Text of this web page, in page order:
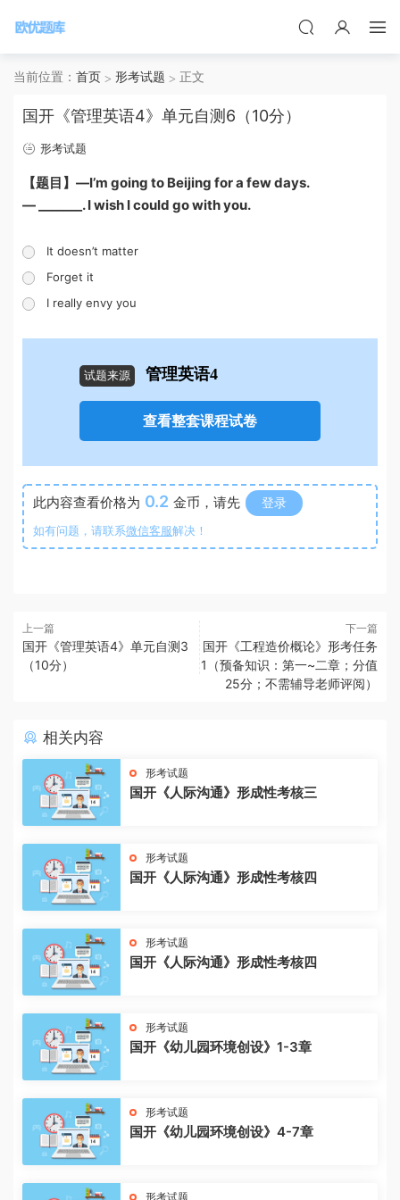
当前位置： 首页 形考试题 正文
国开《管理英语4》单元自测6（10分）
形考试题
【题目】—I’m going to Beijing for a few days.
— _______. I wish I could go with you.
It doesn’t matter
Forget it
I really envy you
试题来源 管理英语4
查看整套课程试卷
此内容查看价格为 0.2 金币，请先 登录
如有问题，请联系微信客服解决！
上一篇
国开《管理英语4》单元自测3
（10分）
下一篇
国开《工程造价概论》形考任务
1（预备知识：第一~二章；分值
25分；不需辅导老师评阅）
相关内容
形考试题
国开《人际沟通》形成性考核三
形考试题
国开《人际沟通》形成性考核四
形考试题
国开《人际沟通》形成性考核四
形考试题
国开《幼儿园环境创设》1-3章
形考试题
国开《幼儿园环境创设》4-7章
形考试题